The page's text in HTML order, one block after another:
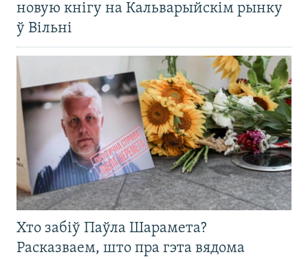
новую кнігу на Кальварыйскім рынку
ў Вільні
Хто забіў Паўла Шарамета?
Расказваем, што пра гэта вядома